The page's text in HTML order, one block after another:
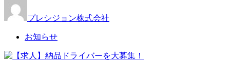
プレシジョン株式会社
お知らせ